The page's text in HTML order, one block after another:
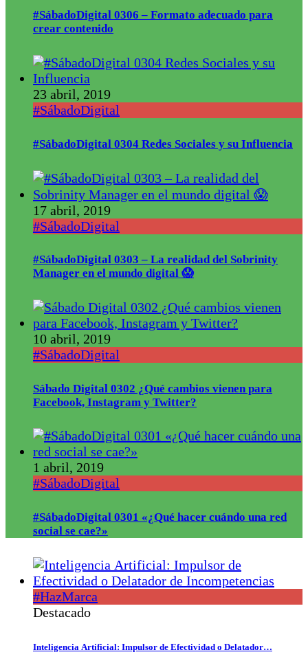
#SábadoDigital 0306 – Formato adecuado para
crear contenido
23 abril, 2019
#SábadoDigital
#SábadoDigital 0304 Redes Sociales y su Influencia
17 abril, 2019
#SábadoDigital
#SábadoDigital 0303 – La realidad del Sobrinity
Manager en el mundo digital 😱
10 abril, 2019
#SábadoDigital
Sábado Digital 0302 ¿Qué cambios vienen para
Facebook, Instagram y Twitter?
1 abril, 2019
#SábadoDigital
#SábadoDigital 0301 «¿Qué hacer cuándo una red
social se cae?»
#HazMarca
Destacado
Inteligencia Artificial: Impulsor de Efectividad o Delatador…